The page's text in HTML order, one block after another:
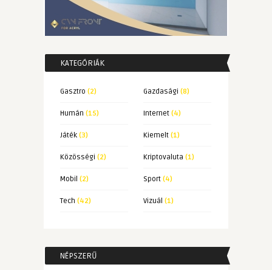
KATEGÓRIÁK
Gasztro (2) Gazdasági (8)
Humán (15) Internet(4)
Játék(3) Kiemelt(1)
Közösségi (2) Kriptovaluta (1)
Mobil (2) Sport(4)
Tech (42) Vizuál (1)
NÉPSZERŰ